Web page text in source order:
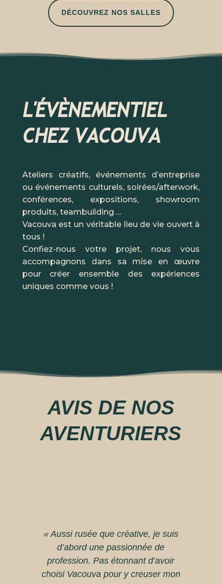
DÉCOUVREZ NOS SALLES
L'ÉVÈNEMENTIEL
CHEZ VACOUVA
Ateliers créatifs, événements d’entreprise
ou événements culturels, soirées/afterwork,
conférences, expositions, showroom
produits, teambuilding …
Vacouva est un véritable lieu de vie ouvert à
tous !
Confiez-nous votre projet, nous vous
accompagnons dans sa mise en œuvre
pour créer ensemble des expériences
uniques comme vous !
AVIS DE NOS
AVENTURIERS
« Aussi rusée que créative, je suis
d’abord une passionnée de
profession. Pas étonnant d’avoir
choisi Vacouva pour y creuser mon